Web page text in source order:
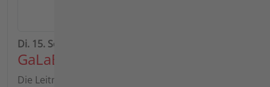
Di. 15. Sept. 2026 - Fr. 18. Sept. 2026 | Beginn: 09:00
GaLaBau 2026, Stand 10.0-116
Die Leitmesse der grünen Branche